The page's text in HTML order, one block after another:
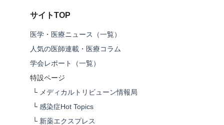
サイトTOP
医学・医療ニュース（一覧）
人気の医師連載・医療コラム
学会レポート（一覧）
特設ページ
└ メディカルトリビューン情報局
└ 感染症Hot Topics
└ 新薬エクスプレス